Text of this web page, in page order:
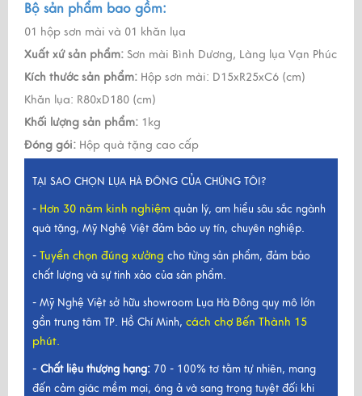
Bộ sản phẩm bao gồm:
01 hộp sơn mài và 01 khăn lụa
Xuất xứ sản phẩm: Sơn mài Bình Dương, Làng lụa Vạn Phúc
Kích thước sản phẩm: Hộp sơn mài: D15xR25xC6 (cm)
Khăn lụa: R80xD180 (cm)
Khối lượng sản phẩm: 1kg
Đóng gói: Hộp quà tặng cao cấp
TẠI SAO CHỌN LỤA HÀ ĐÔNG CỦA CHÚNG TÔI?
- Hơn 30 năm kinh nghiệm quản lý, am hiểu sâu sắc ngành
quà tặng, Mỹ Nghệ Việt đảm bảo uy tín, chuyên nghiệp.
- Tuyển chọn đúng xưởng cho từng sản phẩm, đảm bảo
chất lượng và sự tinh xảo của sản phẩm.
- Mỹ Nghệ Việt sở hữu showroom Lụa Hà Đông quy mô lớn
gần trung tâm TP. Hồ Chí Minh, cách chợ Bến Thành 15
phút.
- Chất liệu thượng hạng: 70 - 100% tơ tằm tự nhiên, mang
đến cảm giác mềm mại, óng ả và sang trọng tuyệt đối khi